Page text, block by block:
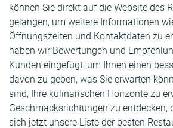
können Sie direkt auf die Website des
gelangen, um weitere Informationen
Öffnungszeiten und Kontaktdaten zu
haben wir Bewertungen und
Kunden eingefügt, um Ihnen einen
davon zu geben, was Sie erwarten
sind, Ihre kulinarischen Horizonte zu
Geschmacksrichtungen zu entdecken,
sich jetzt unsere Liste der besten